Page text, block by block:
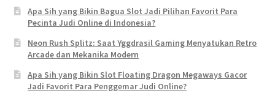
Apa Sih yang Bikin Bagua Slot Jadi Pilihan Favorit Para
Pecinta Judi Online di Indonesia?
Neon Rush Splitz: Saat Yggdrasil Gaming Menyatukan Retro
Arcade dan Mekanika Modern
Apa Sih yang Bikin Slot Floating Dragon Megaways Gacor
Jadi Favorit Para Penggemar Judi Online?